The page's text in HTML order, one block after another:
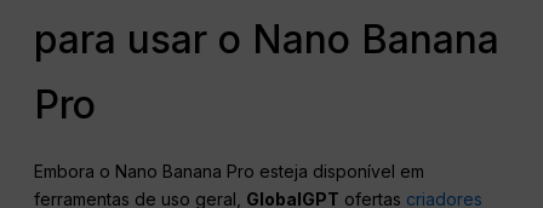
para usar o Nano Banana
Pro
Embora o Nano Banana Pro esteja disponível em
ferramentas de uso geral, GlobalGPT ofertas criadores